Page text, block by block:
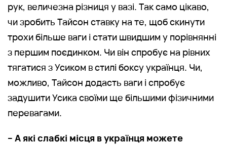
рук, величезна різниця у вазі. Так само цікаво,
чи зробить Тайсон ставку на те, щоб скинути
трохи більше ваги і стати швидшим у порівнянні
з першим поєдинком. Чи він спробує на рівних
тягатися з Усиком в стилі боксу українця. Чи,
можливо, Тайсон додасть ваги і спробує
задушити Усика своїми ще більшими фізичними
перевагами.
– А які слабкі місця в українця можете